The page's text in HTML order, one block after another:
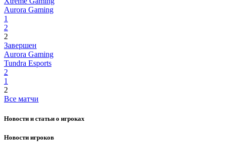
Aurora Gaming
1
2
2
Завершен
Aurora Gaming
Tundra Esports
2
1
2
Все матчи
Новости и статьи о игроках
Новости игроков